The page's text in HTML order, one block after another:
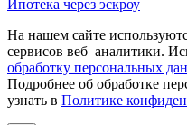
Ипотека через эскроу
На нашем сайте
сервисов веб–аналитики.
обработку персональных
Подробнее об обработке
узнать в Политике